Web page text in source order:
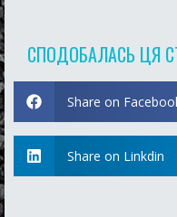
СПОДОБАЛАСЬ ЦЯ
Share on
Share on Linkdin